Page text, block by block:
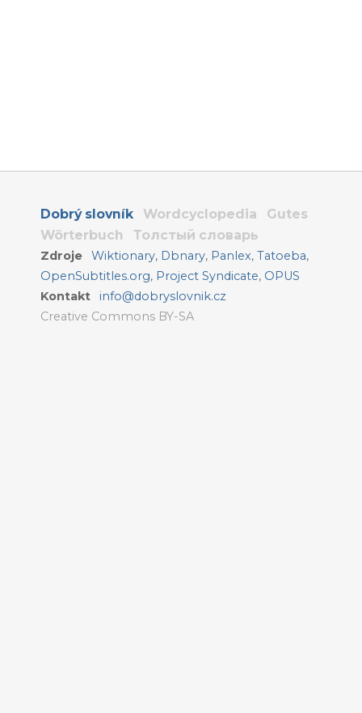
Dobrý slovník Wordcyclopedia
Gutes
Wörterbuch
Толстый словарь
Zdroje Wiktionary, Dbnary, Panlex,Tatoeba,
OpenSubtitles.org, Project Syndicate, OPUS
Kontakt
info@dobryslovnik.cz
Creative Commons BY-SA